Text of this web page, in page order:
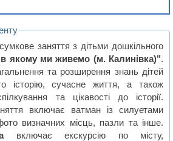
заняття з дітьми дошкільного
в якому ми живемо (м. Калинівка)".
та розширення знань дітей
історію, сучасне життя, а також
та цікавості до історії.
включає ватман із силуетами
визначних місць, пазли та інше.
включає екскурсію по місту,